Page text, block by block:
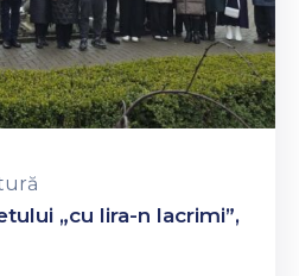
„cu lira-n lacrimi”,